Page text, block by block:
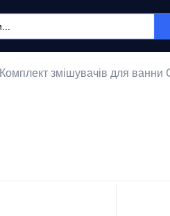
Комплект змішувачів для